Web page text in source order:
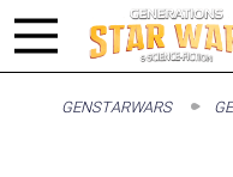
GENSTARWARS